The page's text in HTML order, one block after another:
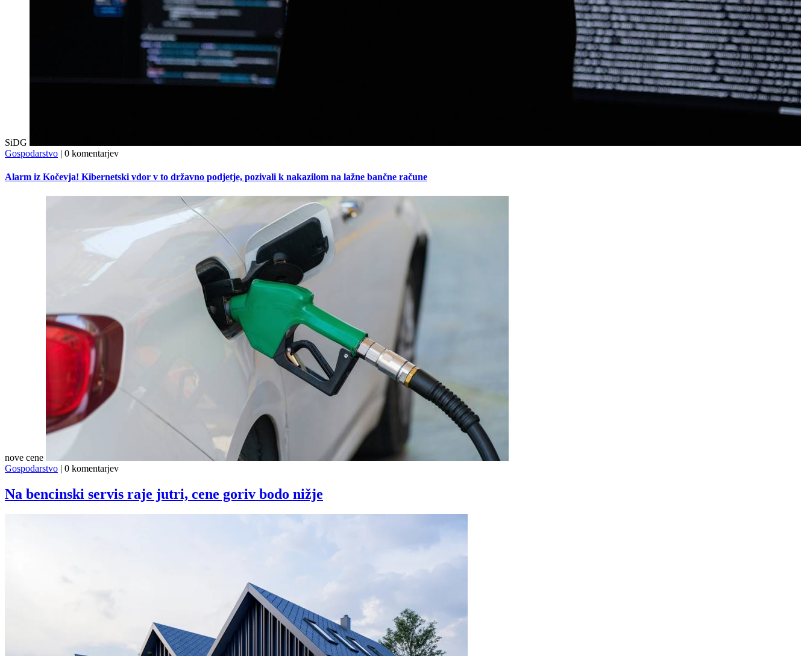
SiDG
Gospodarstvo | 0 komentarjev
Alarm iz Kočevja! Kibernetski vdor v to državno podjetje, pozivali k nakazilom na lažne bančne račune
nove cene
Gospodarstvo | 0 komentarjev
Na bencinski servis raje jutri, cene goriv bodo nižje